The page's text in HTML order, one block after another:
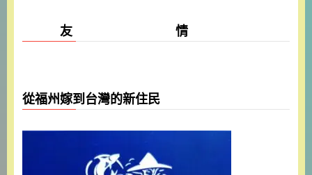
友 情
從福州嫁到台灣的新住民